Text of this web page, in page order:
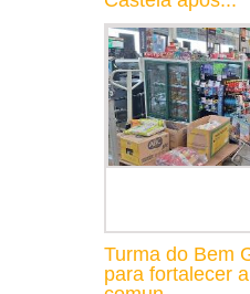
Turma do Bem
para fortalecer